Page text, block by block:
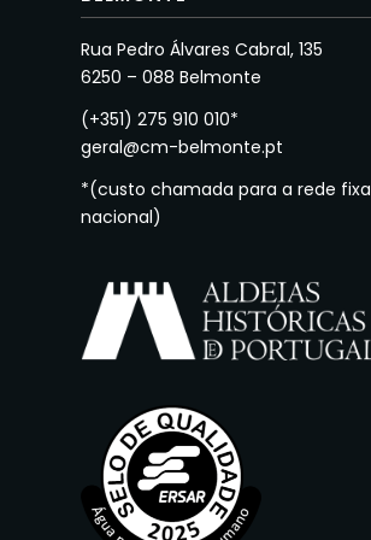
Rua Pedro Álvares Cabral, 135
6250 – 088 Belmonte
(+351) 275 910 010*
geral@cm-belmonte.pt
*(custo chamada para a rede fixa
nacional)